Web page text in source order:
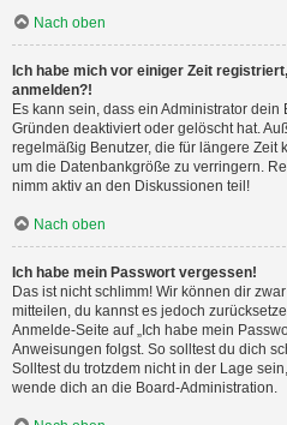
Nach oben
Ich habe mich vor einiger Zeit
anmelden?!
Es kann sein, dass ein Administrator
Gründen deaktiviert oder gelöscht hat.
regelmäßig Benutzer, die für längere Zeit
um die Datenbankgröße zu verringern.
nimm aktiv an den Diskussionen teil!
Nach oben
Ich habe mein Passwort vergessen!
Das ist nicht schlimm! Wir können dir
mitteilen, du kannst es jedoch
Anmelde-Seite auf „Ich habe mein
Anweisungen folgst. So solltest du dich
Solltest du trotzdem nicht in der Lage
wende dich an die Board-Administration.